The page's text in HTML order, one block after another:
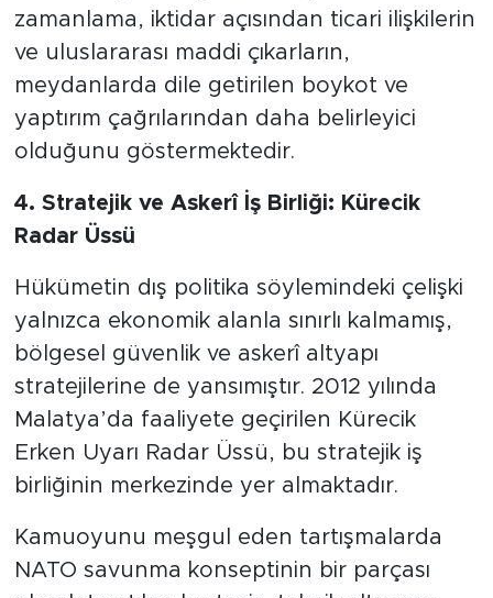
zamanlama, iktidar açısından ticari ilişkilerin
ve uluslararası maddi çıkarların,
meydanlarda dile getirilen boykot ve
yaptırım çağrılarından daha belirleyici
olduğunu göstermektedir.
4. Stratejik ve Askerî İş Birliği: Kürecik
Radar Üssü
Hükümetin dış politika söylemindeki çelişki
yalnızca ekonomik alanla sınırlı kalmamış,
bölgesel güvenlik ve askerî altyapı
stratejilerine de yansımıştır. 2012 yılında
Malatya’da faaliyete geçirilen Kürecik
Erken Uyarı Radar Üssü, bu stratejik iş
birliğinin merkezinde yer almaktadır.
​Kamuoyunu meşgul eden tartışmalarda
NATO savunma konseptinin bir parçası